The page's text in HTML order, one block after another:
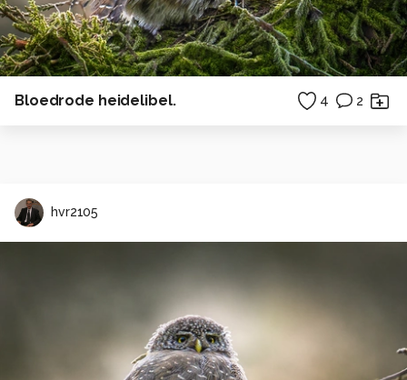
Bloedrode heidelibel. 4 2
hvr2105